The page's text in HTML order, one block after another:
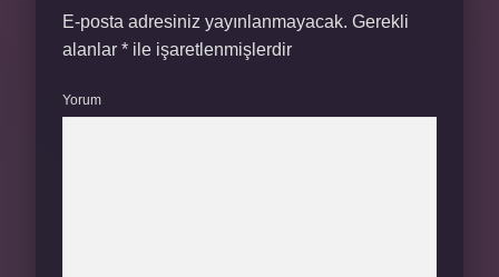
E-posta adresiniz yayınlanmayacak. Gerekli
alanlar * ile işaretlenmişlerdir
Yorum